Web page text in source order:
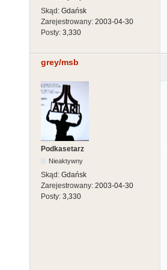
Skąd: Gdańsk
Zarejestrowany: 2003-04-30
Posty: 3,330
grey/msb
Podkasetarz
Nieaktywny
Skąd: Gdańsk
Zarejestrowany: 2003-04-30
Posty: 3,330